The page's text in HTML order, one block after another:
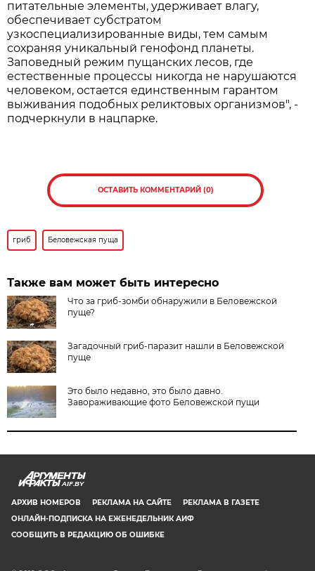
питательные элементы, удерживает влагу,
обеспечивает субстратом
узкоспециализированные виды, тем самым
сохраняя уникальный генофонд планеты.
Заповедный режим пущанских лесов, где
естественные процессы никогда не нарушаются
человеком, остается единственным гарантом
выживания подобных реликтовых организмов", -
подчеркнули в нацпарке.
ОСТАВИТЬ КОММЕНТАРИЙ (0)
гриб Беловежская пуща
Также вам может быть интересно
Что за гриб-зомби обнаружили в Беловежской
пуще?
Загадочный гриб-паразит нашли в Беловежской
пуще
Это было недавно, это было давно.
Завораживающие фото Беловежской пущи
AIF.BY
АРХИВ НОМЕРОВ РЕКЛАМА НА САЙТЕ
РЕКЛАМА В ГАЗЕТЕ
ОНЛАЙН-ПОДПИСКА НА ЕЖЕНЕДЕЛЬНИК АИФ
СООБЩИТЬ В РЕДАКЦИЮ ОБ ОШИБКЕ